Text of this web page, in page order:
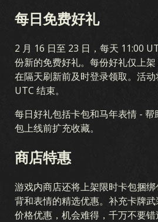
每日免费好礼
2 月 16 日至 23 日，每天 11:00
份新的免费好礼。每份好礼仅上
在隔天刷新前及时登录领取。活
UTC 结束。
每日好礼包括卡包和马年表情 -
包上线前扩充收藏。
商店特惠
游戏内商店还将上架限时卡包捆
背和表情的精选优惠。补充卡牌武
价格优惠，机会难得，千万不要错
KARDS 学院
常见问题
收藏
收藏 卡组生成器 卡组 竞
扩展包
澳新风暴 早期战争
军团
突破 战区 忠诚